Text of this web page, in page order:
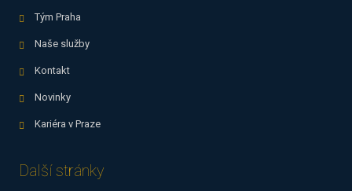
Tým Praha
Naše služby
Kontakt
Novinky
Kariéra v Praze
Další stránky